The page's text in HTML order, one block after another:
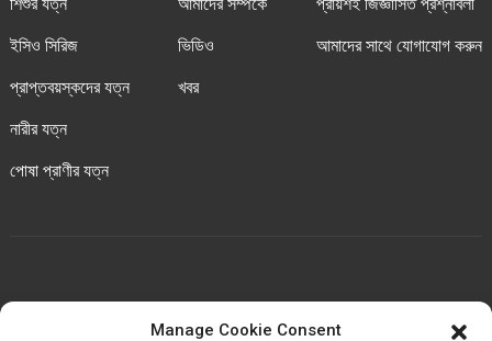
ইসিও সিরিজ
প্রাপ্তবয়স্কদের যত্ন
নারীর যত্ন
পোষা প্রাণীর যত্ন
ভিডিও
খবর
আমাদের সাথে যোগাযোগ করুন
আমাদের সাথে যোগাযোগ করুন
Manage Cookie Consent